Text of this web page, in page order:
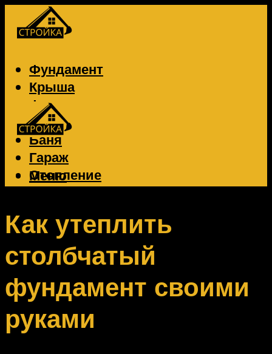
Фундамент
Крыша
Фасад
Забор
Баня
Гараж
Отопление
Вентиляция
Меню
Меню
Как утеплить
столбчатый
фундамент своими
руками